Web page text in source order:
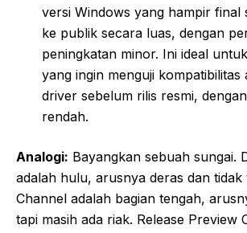
versi Windows yang hampir final
ke publik secara luas, dengan
peningkatan minor. Ini ideal
yang ingin menguji kompatibilitas
driver sebelum rilis resmi,
rendah.
Analogi: Bayangkan sebuah sungai.
adalah hulu, arusnya deras dan tidak
Channel adalah bagian tengah,
tapi masih ada riak. Release Preview